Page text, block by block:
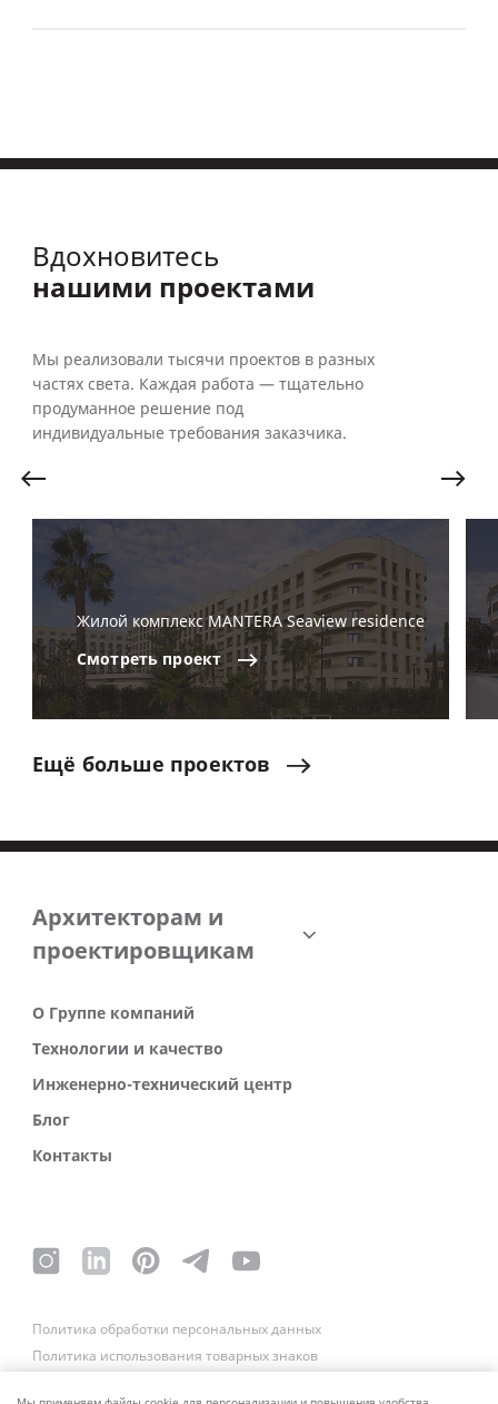
Вдохновитесь
нашими проектами
Мы реализовали тысячи проектов в разных
частях света. Каждая работа — тщательно
продуманное решение под
индивидуальные требования заказчика.
Жилой комплекс MANTERA Seaview residence
Смотреть проект
Ещё больше проектов
Архитекторам и
проектировщикам
О Группе компаний
Технологии и качество
Инженерно-технический центр
Блог
Контакты
Политика обработки персональных данных
Политика использования товарных знаков